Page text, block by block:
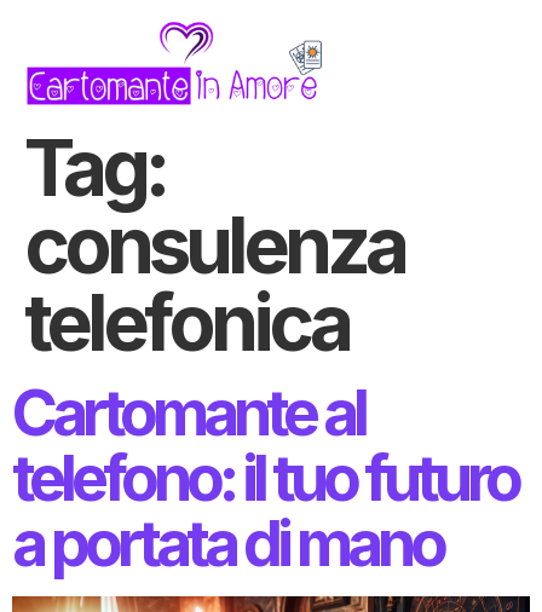
Tag:
consulenza
telefonica
Cartomante al
telefono: il tuo futuro
a portata di mano